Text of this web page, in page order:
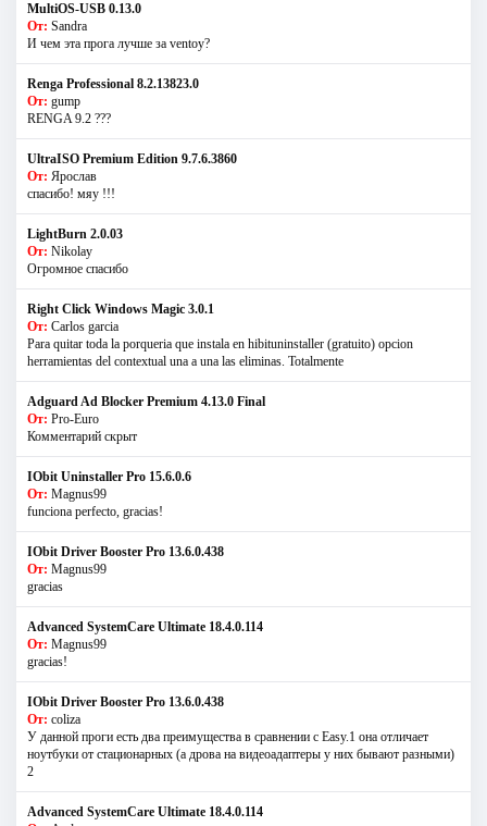
MultiOS-USB 0.13.0
От: Sandra
И чем эта прога лучше за ventoy?
Renga Professional 8.2.13823.0
От: gump
RENGA 9.2 ???
UltraISO Premium Edition 9.7.6.3860
От: Ярослав
спасибо! мяу !!!
LightBurn 2.0.03
От: Nikolay
Огромное спасибо
Right Click Windows Magic 3.0.1
От: Carlos garcia
Para quitar toda la porqueria que instala en hibituninstaller (gratuito) opcion
herramientas del contextual una a una las eliminas. Totalmente
Adguard Ad Blocker Premium 4.13.0 Final
От: Pro-Euro
Комментарий скрыт
IObit Uninstaller Pro 15.6.0.6
От: Magnus99
funciona perfecto, gracias!
IObit Driver Booster Pro 13.6.0.438
От: Magnus99
gracias
Advanced SystemCare Ultimate 18.4.0.114
От: Magnus99
gracias!
IObit Driver Booster Pro 13.6.0.438
От: coliza
У данной проги есть два преимущества в сравнении с Easy.1 она отличает
ноутбуки от стационарных (а дрова на видеоадаптеры у них бывают разными)
2
Advanced SystemCare Ultimate 18.4.0.114